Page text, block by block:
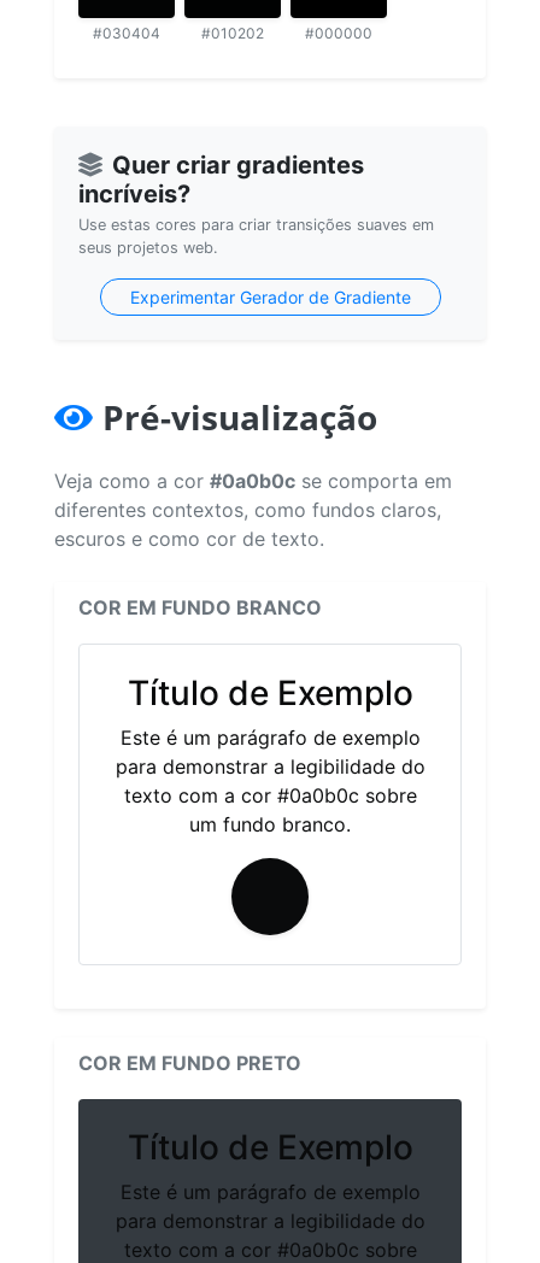
#030404 #010202 #000000
Quer criar gradientes
incríveis?
Use estas cores para criar transições suaves em
seus projetos web.
Experimentar Gerador de Gradiente
Pré-visualização
Veja como a cor #0a0b0c se comporta em
diferentes contextos, como fundos claros,
escuros e como cor de texto.
COR EM FUNDO BRANCO
Título de Exemplo
Este é um parágrafo de exemplo
para demonstrar a legibilidade do
texto com a cor #0a0b0c sobre
um fundo branco.
COR EM FUNDO PRETO
Título de Exemplo
Este é um parágrafo de exemplo
para demonstrar a legibilidade do
texto com a cor #0a0b0c sobre